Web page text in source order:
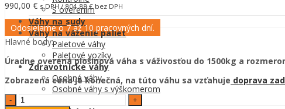
S overením
Váhy na sudy
Váhy na váženie paliet
Paletové váhy
Paletové vozíky
Zdravotnícke váhy
Osobné váhy
Osobné váhy s výškomerom
990,00 € s DPH /804,88€ bez DPH
Odosielame o 7 až 10 pracovných dní.
Hlavné body:
Úradne overená plošinová váha s váživosťou do 1500kg a
Zobrazená cena je konečná, na túto váhu sa vzťahuje doprava
Plošinová